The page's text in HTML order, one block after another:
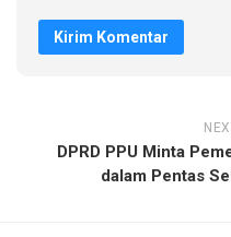
DPRD PPU Minta
dalam Pentas